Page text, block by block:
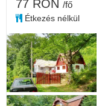
77 RON /fő
Étkezés nélkül